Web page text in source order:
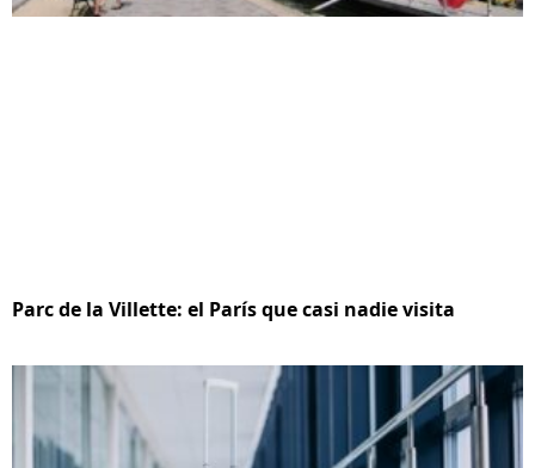
Parc de la Villette: el París que casi nadie visita